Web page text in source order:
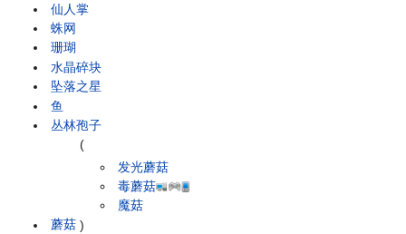
仙人掌
蛛网
珊瑚
水晶碎块
坠落之星
鱼
丛林孢子
蘑菇
(
发光蘑菇
毒蘑菇
魔菇
)